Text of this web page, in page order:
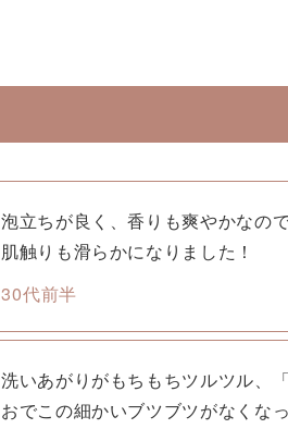
泡立ちが良く、香りも爽やかなの
肌触りも滑らかになりました！
30代前半
洗いあがりがもちもちツルツル、
おでこの細かいブツブツがなくな